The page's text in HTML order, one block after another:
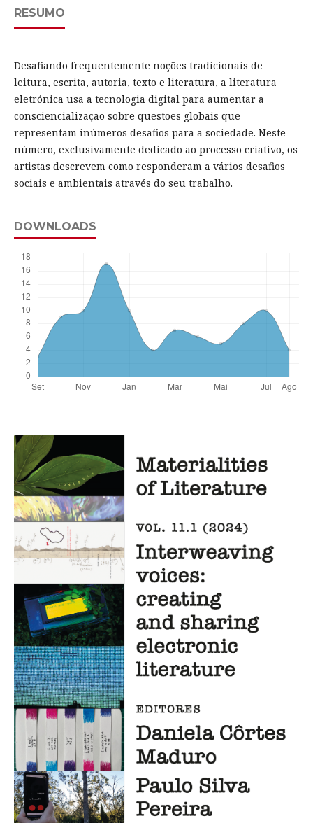
RESUMO
Desafiando frequentemente noções tradicionais de
leitura, escrita, autoria, texto e literatura, a literatura
eletrónica usa a tecnologia digital para aumentar a
consciencialização sobre questões globais que
representam inúmeros desafios para a sociedade. Neste
número, exclusivamente dedicado ao processo criativo, os
artistas descrevem como responderam a vários desafios
sociais e ambientais através do seu trabalho.
DOWNLOADS